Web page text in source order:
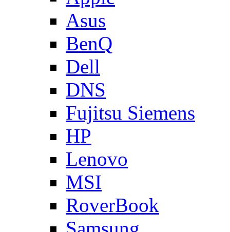
Asus
BenQ
Dell
DNS
Fujitsu Siemens
HP
Lenovo
MSI
RoverBook